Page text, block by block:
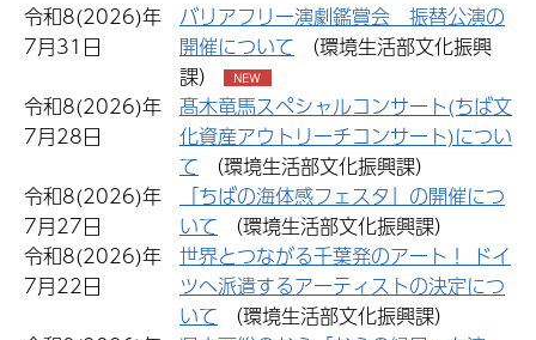
令和8(2026)年
7月31日
バリアフリー演劇鑑賞会 振替公演の
開催について
課）
令和8(2026)年
7月28日
髙木竜馬スペシャルコンサート(ちば文
化資産アウトリーチコンサート)につい
て
（環境生活部文化振興課）
令和8(2026)年
7月27日
「ちばの海体感フェスタ」の開催につ
いて
（環境生活部文化振興課）
令和8(2026)年
7月22日
世界とつながる千葉発のアート！ ドイ
ツへ派遣するアーティストの決定につ
いて
（環境生活部文化振興課）